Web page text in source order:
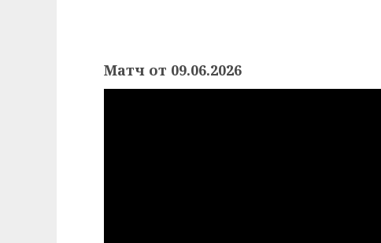
Матч от 09.06.2026